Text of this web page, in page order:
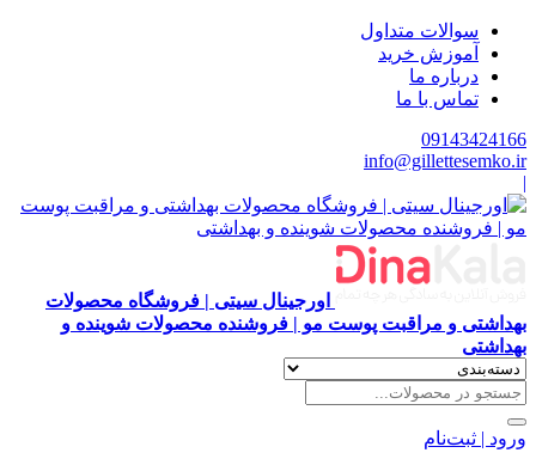
سوالات متداول
آموزش خرید
درباره ما
تماس با ما
09143424166
info@gillettesemko.ir
|
اورجینال سیتی | فروشگاه محصولات
بهداشتی و مراقبت پوست مو | فروشنده محصولات شوینده و
بهداشتی
ورود | ثبت‌نام